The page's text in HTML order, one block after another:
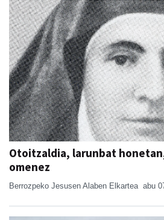
Otoitzaldia, larunbat
omenez
Berrozpeko Jesusen Alaben Elkartea abu